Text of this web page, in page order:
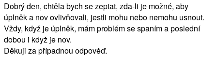
Dobrý den, chtěla bych se zeptat, zda-li je možné, aby
úplněk a nov ovlivňovali, jestli mohu nebo nemohu usnout.
Vždy, když je úplněk, mám problém se spaním a poslední
dobou i když je nov.
Děkuji za případnou odpověď.